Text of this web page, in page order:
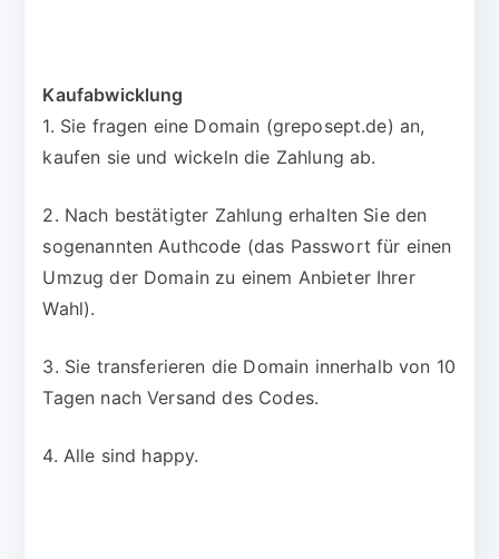
Kaufabwicklung
1. Sie fragen eine Domain (greposept.de) an,
kaufen sie und wickeln die Zahlung ab.
2. Nach bestätigter Zahlung erhalten Sie den
sogenannten Authcode (das Passwort für einen
Umzug der Domain zu einem Anbieter Ihrer
Wahl).
3. Sie transferieren die Domain innerhalb von 10
Tagen nach Versand des Codes.
4. Alle sind happy.